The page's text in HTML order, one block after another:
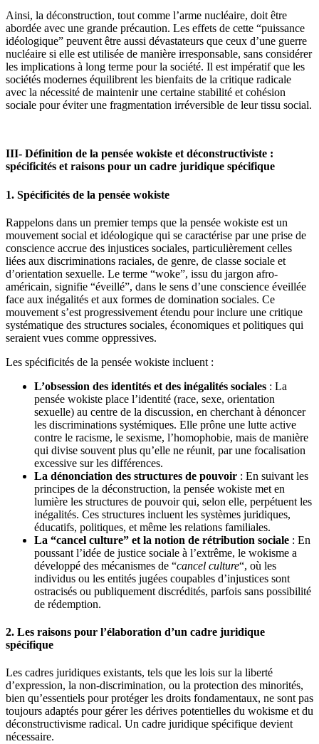
Ainsi, la déconstruction, tout comme l’arme nucléaire, doit être
abordée avec une grande précaution. Les effets de cette “puissance
idéologique” peuvent être aussi dévastateurs que ceux d’une guerre
nucléaire si elle est utilisée de manière irresponsable, sans considérer
les implications à long terme pour la société. Il est impératif que les
sociétés modernes équilibrent les bienfaits de la critique radicale
avec la nécessité de maintenir une certaine stabilité et cohésion
sociale pour éviter une fragmentation irréversible de leur tissu social.
III- Définition de la pensée wokiste et déconstructiviste :
spécificités et raisons pour un cadre juridique spécifique
1. Spécificités de la pensée wokiste
Rappelons dans un premier temps que la pensée wokiste est un
mouvement social et idéologique qui se caractérise par une prise de
conscience accrue des injustices sociales, particulièrement celles
liées aux discriminations raciales, de genre, de classe sociale et
d’orientation sexuelle. Le terme “woke”, issu du jargon afro-
américain, signifie “éveillé”, dans le sens d’une conscience éveillée
face aux inégalités et aux formes de domination sociales. Ce
mouvement s’est progressivement étendu pour inclure une critique
systématique des structures sociales, économiques et politiques qui
seraient vues comme oppressives.
Les spécificités de la pensée wokiste incluent :
L’obsession des identités et des inégalités sociales : La
pensée wokiste place l’identité (race, sexe, orientation
sexuelle) au centre de la discussion, en cherchant à dénoncer
les discriminations systémiques. Elle prône une lutte active
contre le racisme, le sexisme, l’homophobie, mais de manière
qui divise souvent plus qu’elle ne réunit, par une focalisation
excessive sur les différences.
La dénonciation des structures de pouvoir : En suivant les
principes de la déconstruction, la pensée wokiste met en
lumière les structures de pouvoir qui, selon elle, perpétuent les
inégalités. Ces structures incluent les systèmes juridiques,
éducatifs, politiques, et même les relations familiales.
La “cancel culture” et la notion de rétribution sociale : En
poussant l’idée de justice sociale à l’extrême, le wokisme a
développé des mécanismes de “cancel culture“, où les
individus ou les entités jugées coupables d’injustices sont
ostracisés ou publiquement discrédités, parfois sans possibilité
de rédemption.
2. Les raisons pour l’élaboration d’un cadre juridique
spécifique
Les cadres juridiques existants, tels que les lois sur la liberté
d’expression, la non-discrimination, ou la protection des minorités,
bien qu’essentiels pour protéger les droits fondamentaux, ne sont pas
toujours adaptés pour gérer les dérives potentielles du wokisme et du
déconstructivisme radical. Un cadre juridique spécifique devient
nécessaire.